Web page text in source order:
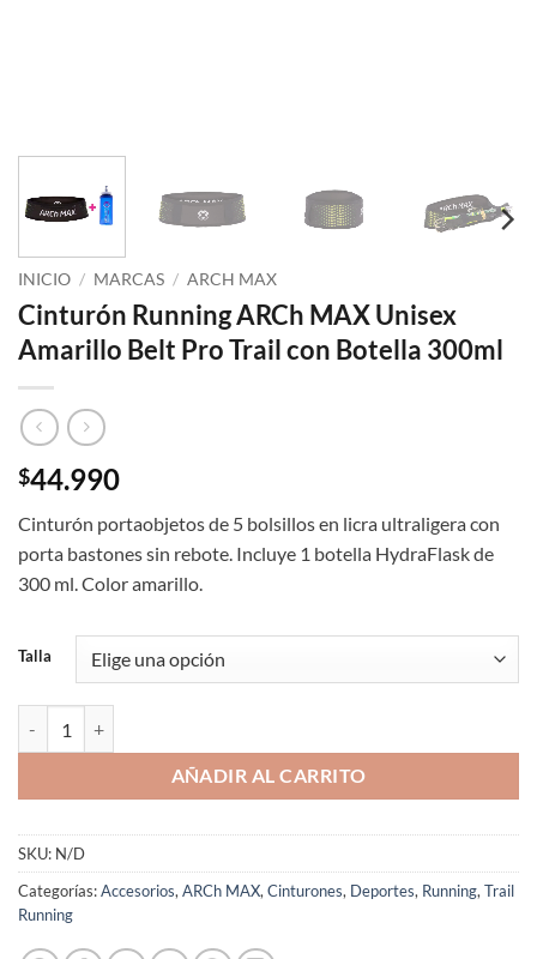
INICIO / MARCAS / ARCH MAX
Cinturón Running ARCh MAX Unisex
Amarillo Belt Pro Trail con Botella 300ml
$44.990
Cinturón portaobjetos de 5 bolsillos en licra ultraligera con
porta bastones sin rebote. Incluye 1 botella HydraFlask de
300 ml. Color amarillo.
Talla
AÑADIR AL CARRITO
SKU: N/D
Categorías:Accesorios, ARCh MAX, Cinturones, Deportes, Running, Trail
Running